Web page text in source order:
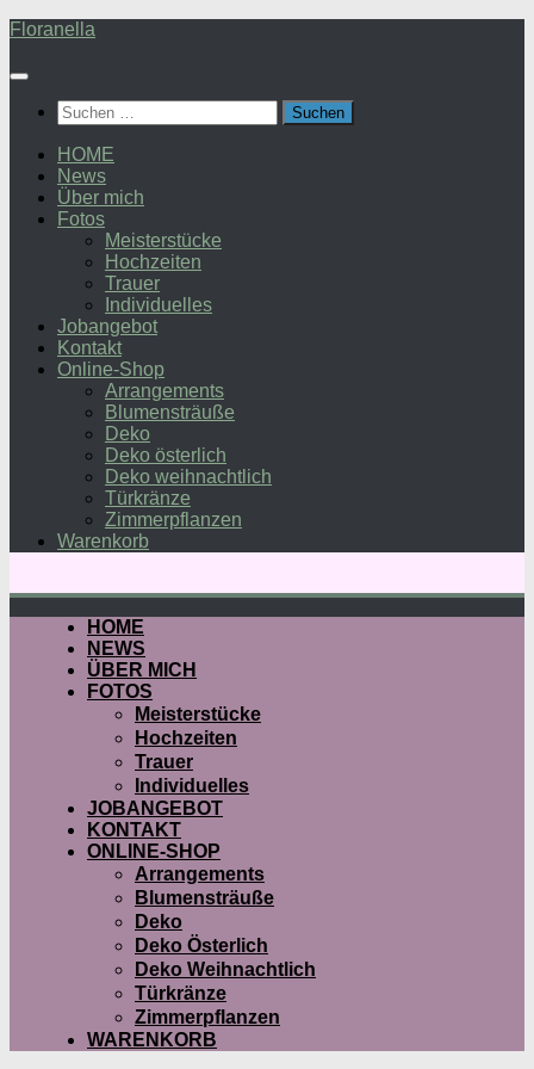
Zum
springen
Floranella
Suchen
nach:
HOME
News
Über mich
Fotos
Meisterstücke
Hochzeiten
Trauer
Individuelles
Jobangebot
Kontakt
Online-Shop
Arrangements
Blumensträuße
Deko
Deko österlich
Deko weihnachtlich
Türkränze
Zimmerpflanzen
Warenkorb
HOME
NEWS
ÜBER MICH
FOTOS
Meisterstücke
Hochzeiten
Trauer
Individuelles
JOBANGEBOT
KONTAKT
ONLINE-SHOP
Arrangements
Blumensträuße
Deko
Deko Österlich
Deko Weihnachtlich
Türkränze
Zimmerpflanzen
WARENKORB